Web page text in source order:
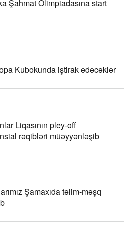
Şahmat Olimpiadasına start
Kubokunda iştirak edəcəklər
Liqasının pley-off
rəqibləri müəyyənləşib
Şamaxıda təlim-məşq